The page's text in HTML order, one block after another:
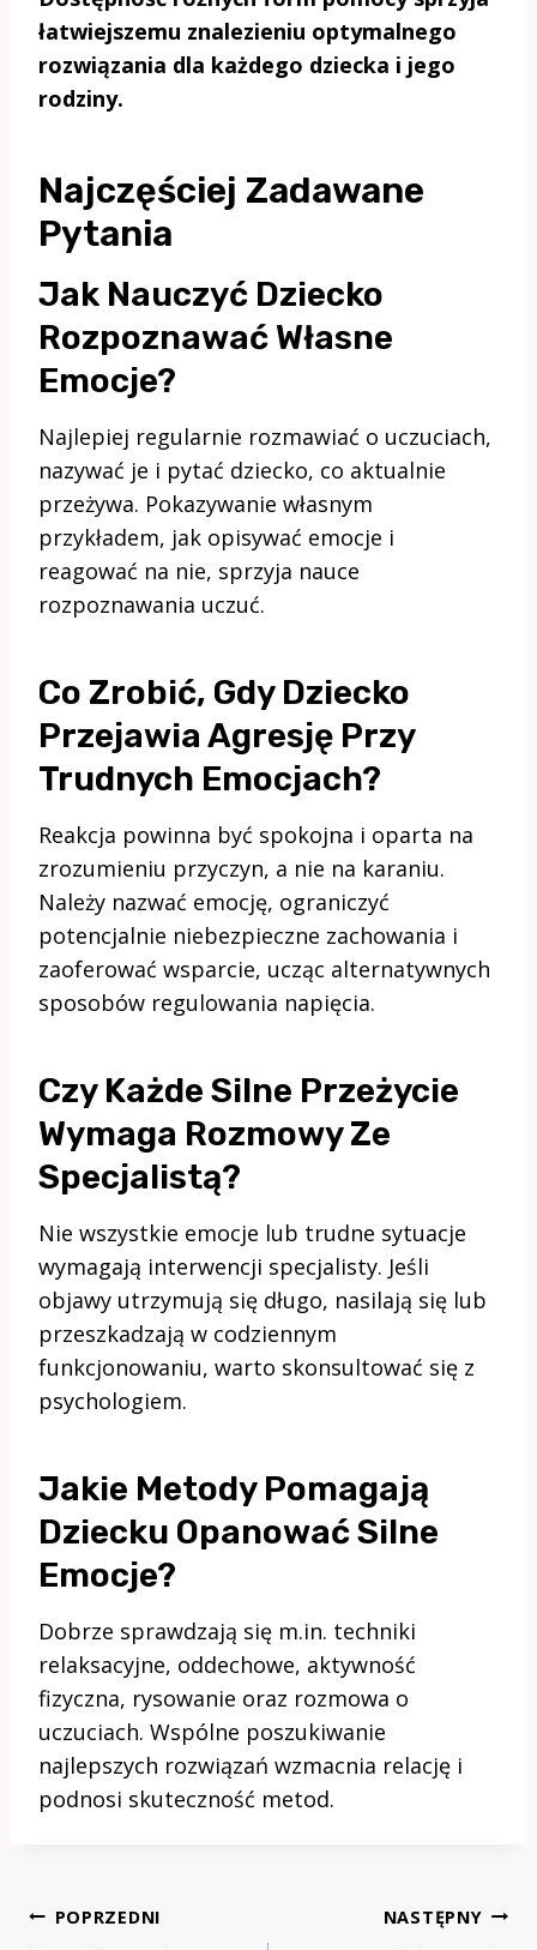
łatwiejszemu znalezieniu optymalnego
rozwiązania dla każdego dziecka i jego
rodziny.
Najczęściej Zadawane
Pytania
Jak Nauczyć Dziecko
Rozpoznawać Własne
Emocje?
Najlepiej regularnie rozmawiać o uczuciach,
nazywać je i pytać dziecko, co aktualnie
przeżywa. Pokazywanie własnym
przykładem, jak opisywać emocje i
reagować na nie, sprzyja nauce
rozpoznawania uczuć.
Co Zrobić, Gdy Dziecko
Przejawia Agresję Przy
Trudnych Emocjach?
Reakcja powinna być spokojna i oparta na
zrozumieniu przyczyn, a nie na karaniu.
Należy nazwać emocję, ograniczyć
potencjalnie niebezpieczne zachowania i
zaoferować wsparcie, ucząc alternatywnych
sposobów regulowania napięcia.
Czy Każde Silne Przeżycie
Wymaga Rozmowy Ze
Specjalistą?
Nie wszystkie emocje lub trudne sytuacje
wymagają interwencji specjalisty. Jeśli
objawy utrzymują się długo, nasilają się lub
przeszkadzają w codziennym
funkcjonowaniu, warto skonsultować się z
psychologiem.
Jakie Metody Pomagają
Dziecku Opanować Silne
Emocje?
Dobrze sprawdzają się m.in. techniki
relaksacyjne, oddechowe, aktywność
fizyczna, rysowanie oraz rozmowa o
uczuciach. Wspólne poszukiwanie
najlepszych rozwiązań wzmacnia relację i
podnosi skuteczność metod.
Nawigacja
POPRZEDNI NASTĘPNY